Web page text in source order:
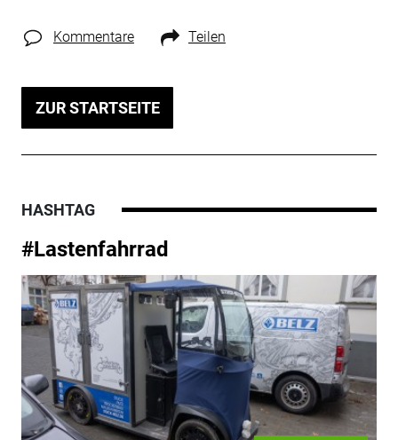
Kommentare Teilen
ZUR STARTSEITE
HASHTAG
#Lastenfahrrad